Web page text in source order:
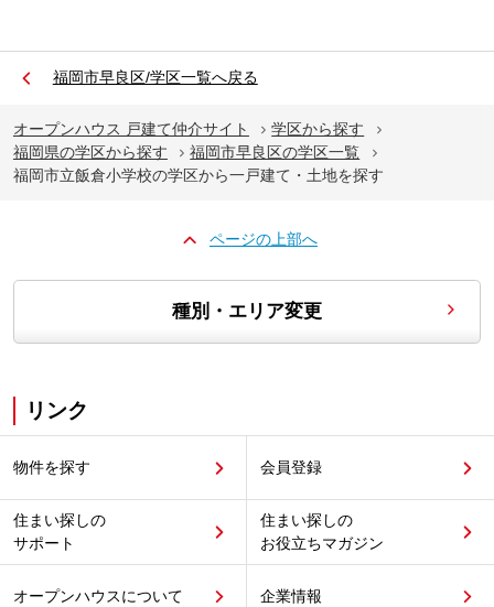
福岡市早良区/学区一覧へ戻る
オープンハウス 戸建て仲介サイト
学区から探す
福岡県の学区から探す
福岡市早良区の学区一覧
福岡市立飯倉小学校の学区から一戸建て・土地を探す
ページの上部へ
種別・エリア変更
リンク
物件を探す 会員登録
住まい探しの
サポート
住まい探しの
お役立ちマガジン
オープンハウスについて 企業情報